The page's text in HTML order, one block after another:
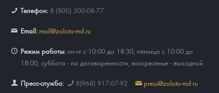
Телефон: 8 (800) 500-08-77
Email: mail@zoloto-md.ru
Режим работы: пн-чт с 10:00 до 18:30, пятница с 10:00 до
18:00, суббота - по договоренности, воскресенье - выходной.
Пресс-служба: 8(968) 917-07-92 press@zoloto-md.ru